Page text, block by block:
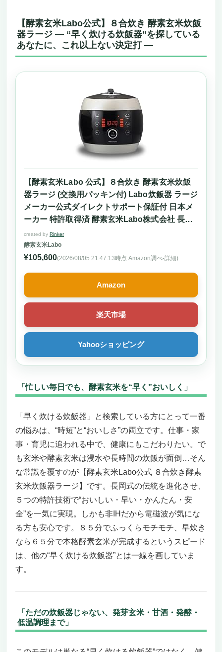
【酵素玄米Labo公式】８合炊き 酵素玄米炊飯
器ラージ — “早く炊ける炊飯器”を探している
あなたに、これ以上ない決定打 —
【酵素玄米Labo 公式】８合炊き 酵素玄米炊飯
器ラージ (交換用パッキン付) Labo炊飯器 ラージ
メーカー公式ダイレクトサポート保証付 日本メ
ーカー 特許取得済 酵素玄米Labo株式会社 長岡
式 PFOA・PTFE不使用 非IH 発芽玄米 圧力調理
甘酒 発酵 低温調理 【2025年4月発売開始】
created by Rinker
酵素玄米Labo
¥105,600(2026/08/05 21:47:13時点 Amazon調べ-詳細)
Amazon
楽天市場
Yahooショッピング
「忙しい毎日でも、酵素玄米を“早く”おいしく」
「早く炊ける炊飯器」と検索している方にとって一番
の悩みは、“時短”と“おいしさ”の両立です。仕事・家
事・育児に追われる中で、健康にもこだわりたい。で
も玄米や酵素玄米は浸水や長時間の炊飯が面倒…そん
な常識を覆すのが【酵素玄米Labo公式 ８合炊き酵素
玄米炊飯器ラージ】です。長岡式の伝統を進化させ、
５つの特許技術で“おいしい・早い・かんたん・安
全”を一気に実現。しかも非IHだから電磁波が気にな
る方も安心です。８５分でふっくらモチモチ、早炊き
なら６５分で本格酵素玄米が完成するというスピード
は、他の“早く炊ける炊飯器”とは一線を画していま
す。
「ただの炊飯器じゃない、発芽玄米・甘酒・発酵・
低温調理まで」